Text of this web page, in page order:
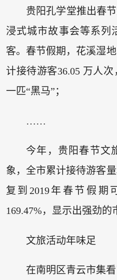
贵阳孔学堂推出春
浸式城市故事会等系列
客。春节假期，花溪湿
计接待游客36.05 万人
一匹“黑马”；
……
今年，贵阳春节文
象，全市累计接待游客
复到2019年春节假期
169.47%，显示出强劲的
文旅活动年味足
在南明区青云市集